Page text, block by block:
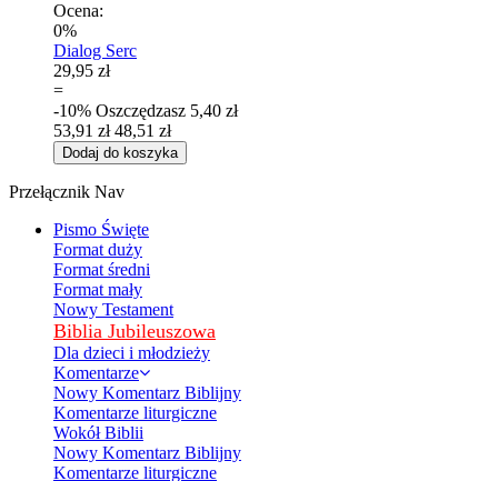
Ocena:
0%
Dialog Serc
29,95 zł
=
-10% Oszczędzasz 5,40 zł
53,91 zł 48,51 zł
Dodaj do koszyka
Przełącznik Nav
Pismo Święte
Format duży
Format średni
Format mały
Nowy Testament
Biblia Jubileuszowa
Dla dzieci i młodzieży
Komentarze
Nowy Komentarz Biblijny
Komentarze liturgiczne
Wokół Biblii
Nowy Komentarz Biblijny
Komentarze liturgiczne